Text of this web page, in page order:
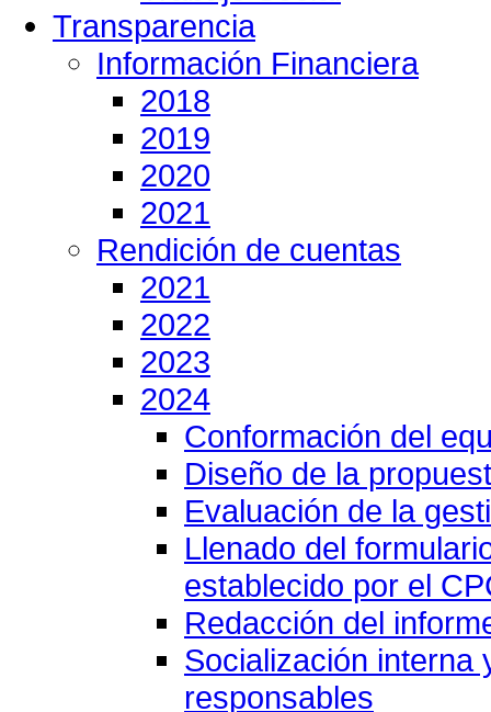
Transparencia
Información Financiera
2018
2019
2020
2021
Rendición de cuentas
2021
2022
2023
2024
Conformación del
Diseño de la
Evaluación de la
Llenado del
establecido por el
Redacción del
Socialización interna
responsables